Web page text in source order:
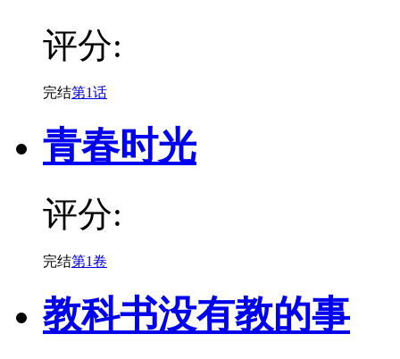
评分:
完结第1话
青春时光
评分:
完结第1卷
教科书没有教的事